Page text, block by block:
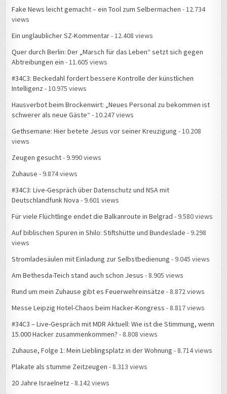
Fake News leicht gemacht – ein Tool zum Selbermachen - 12.734
views
Ein unglaublicher SZ-Kommentar- 12.408 views
Quer durch Berlin: Der „Marsch für das Leben“ setzt sich gegen
Abtreibungen ein - 11.605 views
#34C3: Beckedahl fordert bessere Kontrolle der künstlichen
Intelligenz - 10.975 views
Hausverbot beim Brockenwirt: „Neues Personal zu bekommen ist
schwerer als neue Gäste“ - 10.247 views
Gethsemane: Hier betete Jesus vor seiner Kreuzigung - 10.208
views
Zeugen gesucht- 9.990 views
Zuhause - 9.874 views
#34C3: Live-Gespräch über Datenschutz und NSA mit
Deutschlandfunk Nova - 9.601 views
Für viele Flüchtlinge endet die Balkanroute in Belgrad - 9.580 views
Auf biblischen Spuren in Shilo: Stiftshütte und Bundeslade - 9.298
views
Stromladesäulen mit Einladung zur Selbstbedienung - 9.045 views
Am Bethesda-Teich stand auch schon Jesus - 8.905 views
Rund um mein Zuhause gibt es Feuerwehreinsätze - 8.872 views
Messe Leipzig Hotel-Chaos beim Hacker-Kongress - 8.817 views
#34C3 – Live-Gespräch mit MDR Aktuell: Wie ist die Stimmung, wenn
15.000 Hacker zusammenkommen? - 8.808 views
Zuhause, Folge 1: Mein Lieblingsplatz in der Wohnung - 8.714 views
Plakate als stumme Zeitzeugen - 8.313 views
20 Jahre Israelnetz - 8.142 views